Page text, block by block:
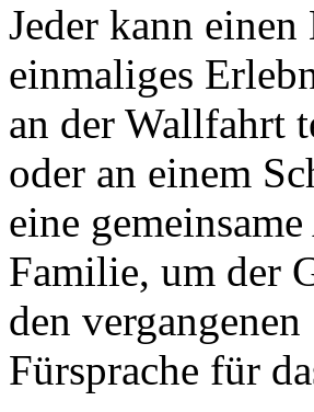
Jeder kann
einmaliges
an der Wallfahrt
oder an einem
eine
Familie, um der
den
Fürsprache für